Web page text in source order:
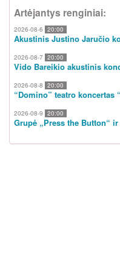
Artėjantys renginiai:
2026-08-6 20:00
Akustinis Justino Jaručio
2026-08-7 20:00
Vido Bareikio akustinis
2026-08-8 20:00
“Domino” teatro koncertas
2026-08-9 20:00
Grupė „Press the Button“